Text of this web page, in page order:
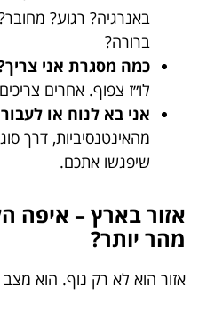
באנרגיה? רגוע?
ברורה?
כמה מסגרת אני
לו״ז צפוף. אחרים
אני בא לנוח או
מהאינטנסיביות, דרך
שיפגשו אתכם.
אזור בארץ – איפה
מהר יותר?
אזור הוא לא רק נוף. הוא מצב